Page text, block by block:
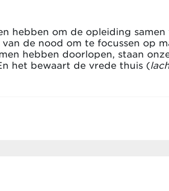
hebben om de opleiding
de nood om te focussen op
hebben doorlopen, staan
het bewaart de vrede thuis (